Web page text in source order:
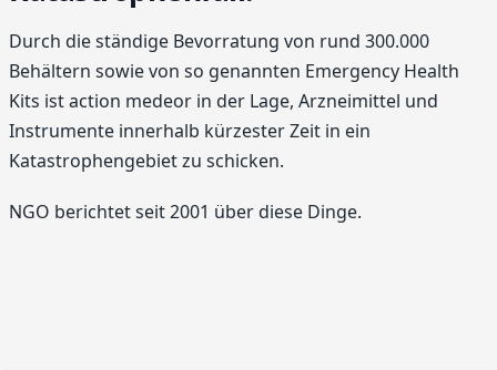
Durch die ständige Bevorratung von rund 300.000
Behältern sowie von so genannten Emergency Health
Kits ist action medeor in der Lage, Arzneimittel und
Instrumente innerhalb kürzester Zeit in ein
Katastrophengebiet zu schicken.
NGO berichtet seit 2001 über diese Dinge.